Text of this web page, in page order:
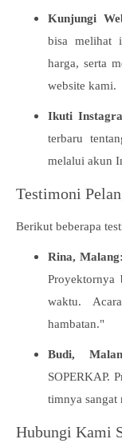
Kunjungi
bisa melihat
harga, serta
website kami.
Ikuti
terbaru
melalui akun
Testimoni
Berikut beberapa
Rina, Malang:
Proyektornya
waktu.
hambatan."
Budi,
SOPERKAP.
timnya
Hubungi Kami